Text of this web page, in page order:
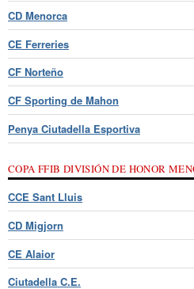
CD Menorca
CE Ferreries
CF Norteño
CF Sporting de Mahon
Penya Ciutadella Esportiva
COPA FFIB DIVISIÓN DE HONOR
CCE Sant Lluis
CD Migjorn
CE Alaior
Ciutadella C.E.